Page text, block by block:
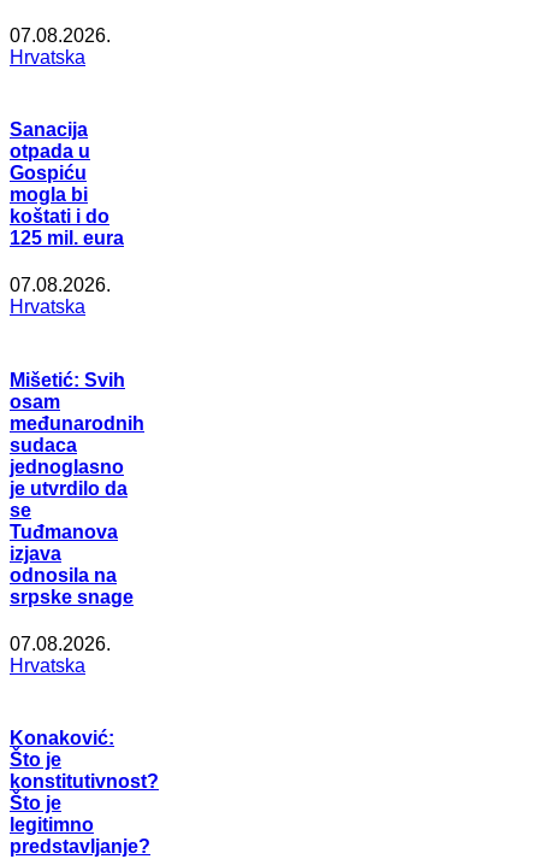
07.08.2026.
Hrvatska
Sanacija
otpada u
Gospiću
mogla bi
koštati i do
125 mil. eura
07.08.2026.
Hrvatska
Mišetić: Svih
osam
međunarodnih
sudaca
jednoglasno
je utvrdilo da
se
Tuđmanova
izjava
odnosila na
srpske snage
07.08.2026.
Hrvatska
Konaković:
Što je
konstitutivnost?
Što je
legitimno
predstavljanje?